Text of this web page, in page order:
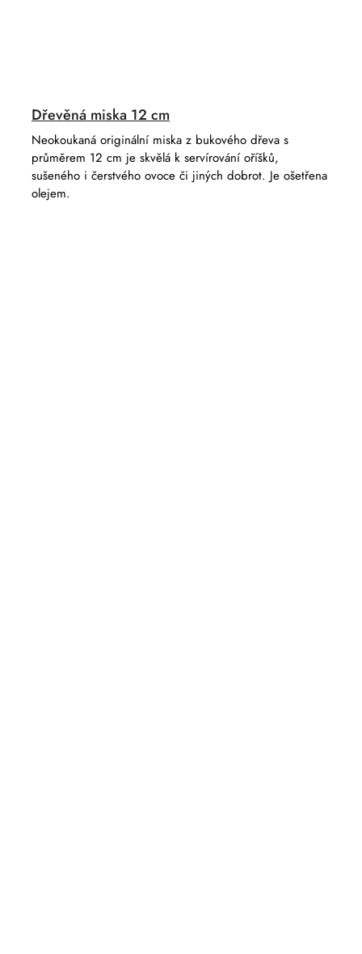
Dřevěná miska 12 cm
Neokoukaná originální miska z bukového dřeva s
průměrem 12 cm je skvělá k servírování oříšků,
sušeného i čerstvého ovoce či jiných dobrot. Je ošetřena
olejem.